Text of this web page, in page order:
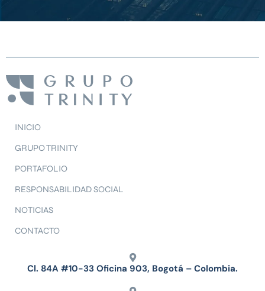
INICIO
GRUPO TRINITY
PORTAFOLIO
RESPONSABILIDAD SOCIAL
NOTICIAS
CONTACTO
Cl. 84A #10-33 Oficina 903, Bogotá – Colombia.